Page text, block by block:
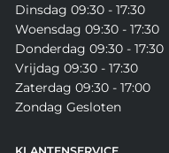
Dinsdag 09:30 - 17:30
Woensdag 09:30 - 17:30
Donderdag 09:30 - 17:30
Vrijdag 09:30 - 17:30
Zaterdag 09:30 - 17:00
Zondag Gesloten